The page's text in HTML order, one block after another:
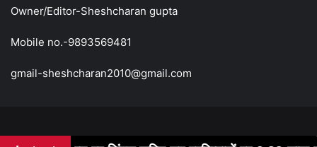
स्थिति
ब्लैकलिस्टेड
अमानत
राशि
Owner/Editor-Sheshcharan gupta
Mobile no.-9893569481
gmail-sheshcharan2010@gmail.com